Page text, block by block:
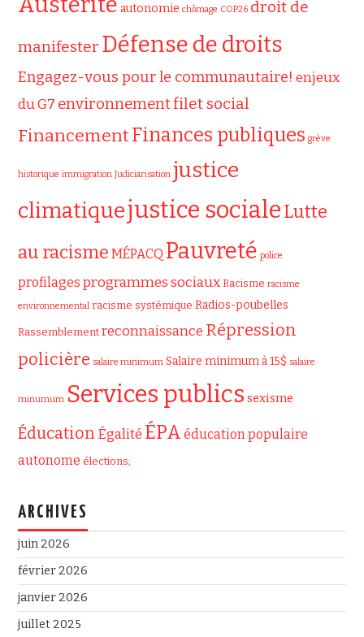
autonomie chômage COP26 droit de
manifester Défense de droits
Engagez-vous pour le communautaire! enjeux
du G7 environnementfilet social
FinancementFinances publiques grève
historique immigration Judiciarisation justice
climatiquejustice socialeLutte
au racisme MÉPACQ Pauvreté police
profilages programmes sociaux Racisme racisme
environnemental racisme systémique Radios-poubelles
Rassemblement reconnaissance Répression
policière salaire minimum Salaire minimum à 15$ salaire
minumum Services publics sexisme
Éducation Égalité ÉPA éducation populaire
autonome élections;
ARCHIVES
juin 2026
février 2026
janvier 2026
juillet 2025